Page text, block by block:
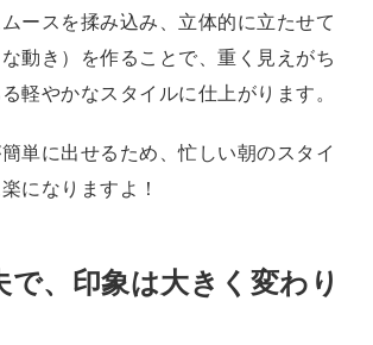
ースを揉み込み、立体的に立たせて
動き）を作ることで、重く見えがち
軽やかなスタイルに仕上がります。
単に出せるため、忙しい朝のスタイ
になりますよ！
で、印象は大きく変わり